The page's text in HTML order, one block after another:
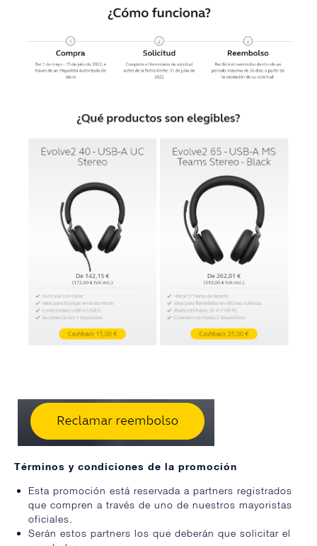
Términos y condiciones de la promoción
Esta promoción está reservada a partners registrados
que compren a través de uno de nuestros mayoristas
oficiales.
Serán estos partners los que deberán que solicitar el